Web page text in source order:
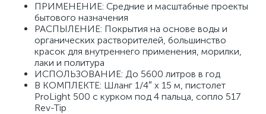
ПРИМЕНЕНИЕ: Средние и масштабные проекты
бытового назначения
РАСПЫЛЕНИЕ: Покрытия на основе воды и
органических растворителей, большинство
красок для внутреннего применения, морилки,
лаки и политура
ИСПОЛЬЗОВАНИЕ: До 5600 литров в год
В КОМПЛЕКТЕ: Шланг 1/4″ x 15 м, пистолет
ProLight 500 с курком под 4 пальца, сопло 517
Rev-Tip